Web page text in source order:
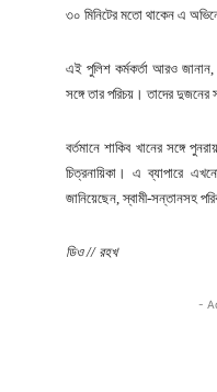
৩০ মিনিটের মতো থাকেন এ
এই পুলিশ কর্মকর্তা আরও জানান,
সঙ্গে তার পরিচয়। তাদের
বর্তমানে শাকিব খানের সঙ্গে
চিত্রনায়িকা। এ ব্যাপারে
জানিয়েছেন, স্বামী-সন্তানসহ
ডিও // রহখ
-